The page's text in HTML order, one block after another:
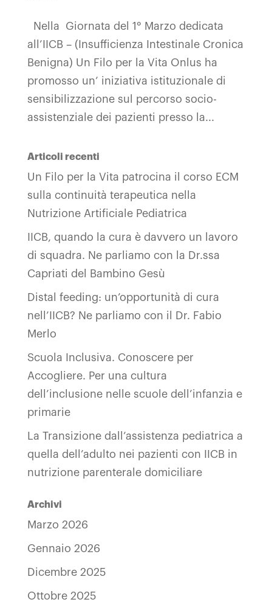
Nella Giornata del 1° Marzo dedicata
all’IICB – (Insufficienza Intestinale Cronica
Benigna) Un Filo per la Vita Onlus ha
promosso un’ iniziativa istituzionale di
sensibilizzazione sul percorso socio-
assistenziale dei pazienti presso la...
Articoli recenti
Un Filo per la Vita patrocina il corso ECM
sulla continuità terapeutica nella
Nutrizione Artificiale Pediatrica
IICB, quando la cura è davvero un lavoro
di squadra. Ne parliamo con la Dr.ssa
Capriati del Bambino Gesù
Distal feeding: un’opportunità di cura
nell’IICB? Ne parliamo con il Dr. Fabio
Merlo
Scuola Inclusiva. Conoscere per
Accogliere. Per una cultura
dell’inclusione nelle scuole dell’infanzia e
primarie
La Transizione dall’assistenza pediatrica a
quella dell’adulto nei pazienti con IICB in
nutrizione parenterale domiciliare
Archivi
Marzo 2026
Gennaio 2026
Dicembre 2025
Ottobre 2025